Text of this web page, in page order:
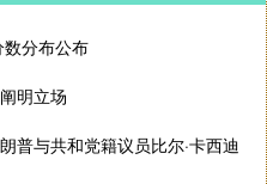
分布公布
明立场
普与共和党籍议员比尔·卡西迪